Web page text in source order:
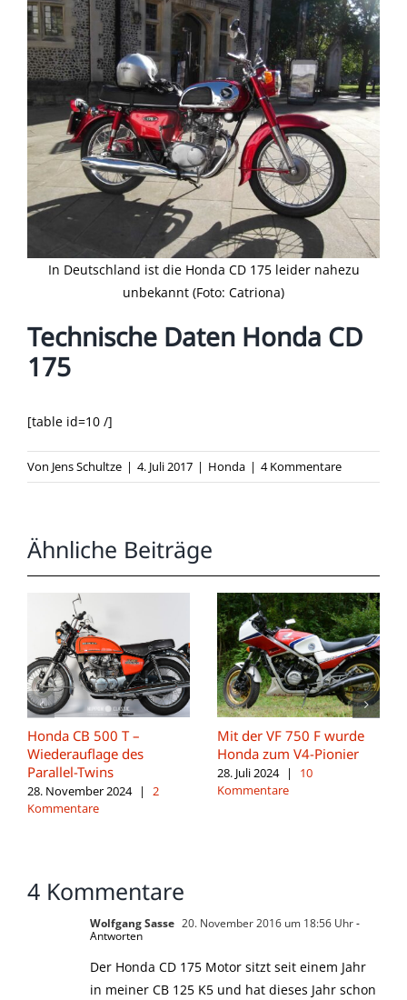
In Deutschland ist die Honda CD 175 leider nahezu
unbekannt (Foto: Catriona)
Technische Daten Honda CD
175
[table id=10 /]
Von Jens Schultze | 4. Juli 2017 | Honda | 4 Kommentare
Ähnliche Beiträge
Honda CB 500 T –
Wiederauflage des
Parallel-Twins
28. November 2024 |
2
Kommentare
Mit der VF 750 F wurde
Honda zum V4-Pionier
28. Juli 2024 |
10
Kommentare
4 Kommentare
Wolfgang Sasse 20. November 2016 um 18:56 Uhr-
Antworten
Der Honda CD 175 Motor sitzt seit einem Jahr
in meiner CB 125 K5 und hat dieses Jahr schon